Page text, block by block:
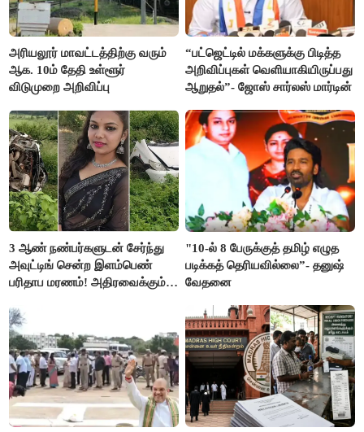
அரியலூர் மாவட்டத்திற்கு வரும்
ஆக. 10ம் தேதி உள்ளூர்
விடுமுறை அறிவிப்பு
“பட்ஜெட்டில் மக்களுக்கு பிடித்த
அறிவிப்புகள் வெளியாகியிருப்பது
ஆறுதல்”- ஜோஸ் சார்லஸ் மார்டின்
3 ஆண் நண்பர்களுடன் சேர்ந்து
அவுட்டிங் சென்ற இளம்பெண்
பரிதாப மரணம்! அதிரவைக்கும்
"10-ல் 8 பேருக்குத் தமிழ் எழுத
படிக்கத் தெரியவில்லை”- தனுஷ்
வேதனை